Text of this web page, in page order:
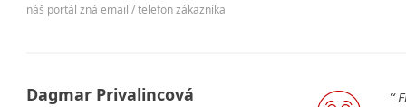
náš portál zná email / telefon zákazníka
Dagmar Privalincová